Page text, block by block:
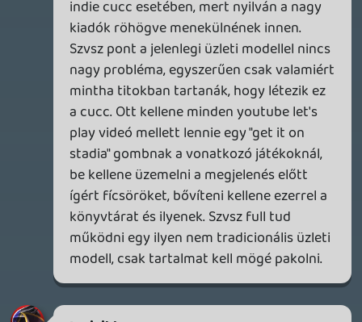
A másik pedig, hogy megvásárolni játékot
és cloudban játszani nem egymást kizáró
tényezők. A Valve a Steam Cloud Play-el
remélhetőleg be is árazta azoknak a cloud
gaming platformoknak a jövőjét, amik
olyan pofátlanságra vetemednek, hogy a
szoftverdisztribúciót és a cloud gaminget
szükségszerű árukapcsolásnak láttassák.
Egy ideális világban a már megvásárolt
játékaiddal van lehetőséged akár cloudban
is játszani, annál a szolgáltatónál,
amelyiknél akarsz. Ezt az irányt kezdte el
tolni a Valve, és a Geforce Now tudtommal
be is tudja húzni a steames könyvtárad. Ha
pedig valamiért elkaszálja az Nvidia a
Geforce Nowt, akkor a játékaid ugyanúgy
megmaradnak Steamen, és áttolhatod a
biciklidet egy másik cloud szolgáltatóhoz.